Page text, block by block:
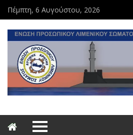
Πέμπτη, 6 Αυγούστου, 2026